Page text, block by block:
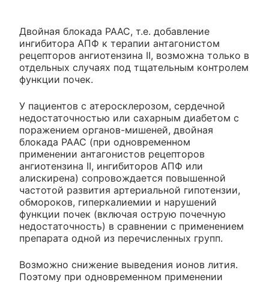
Двойная блокада РААС, т.е. добавление
ингибитора АПФ к терапии антагонистом
рецепторов ангиотензина II, возможна только в
отдельных случаях под тщательным контролем
функции почек.
У пациентов с атеросклерозом, сердечной
недостаточностью или сахарным диабетом с
поражением органов-мишеней, двойная
блокада РААС (при одновременном
применении антагонистов рецепторов
ангиотензина II, ингибиторов АПФ или
алискирена) сопровождается повышенной
частотой развития артериальной гипотензии,
обмороков, гиперкалиемии и нарушений
функции почек (включая острую почечную
недостаточность) в сравнении с применением
препарата одной из перечисленных групп.
Возможно снижение выведения ионов лития.
Поэтому при одновременном применении